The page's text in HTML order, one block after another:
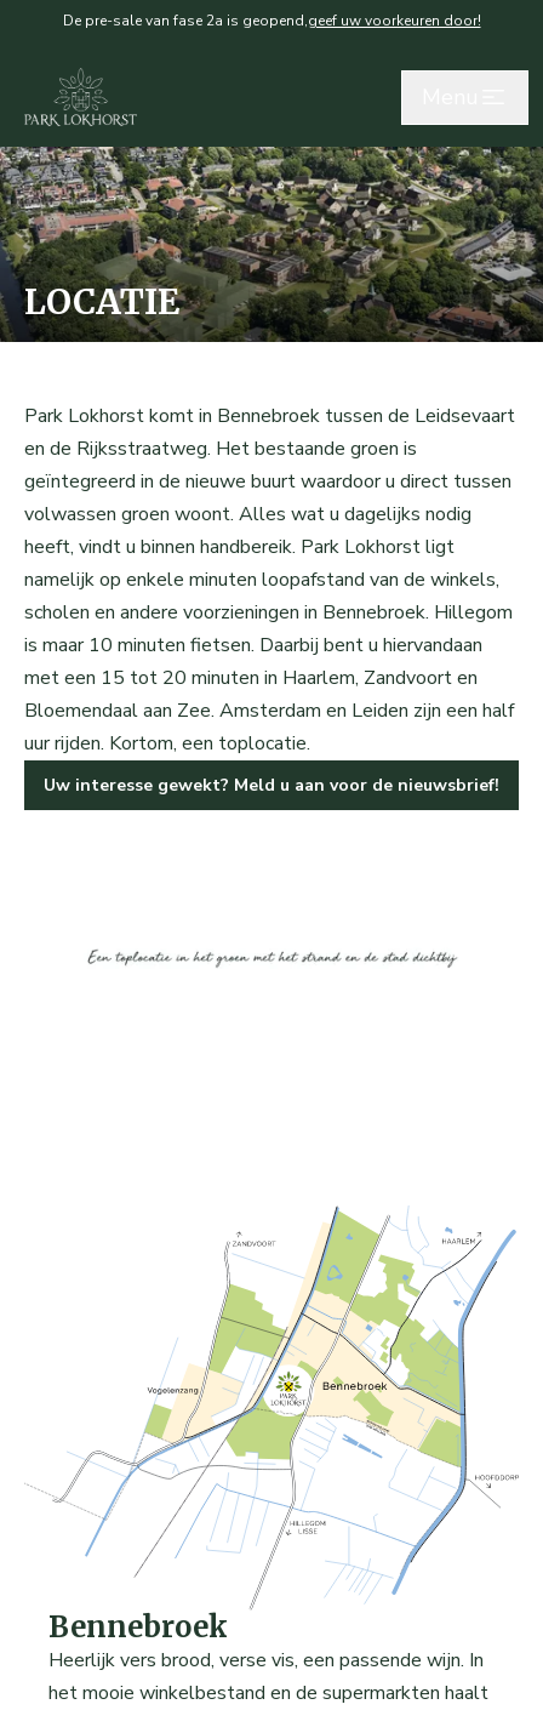
De pre-sale van fase 2a is geopend,geef uw voorkeuren door!
main
content
LOCATIE
Park Lokhorst komt in Bennebroek tussen de Leidsevaart
en de Rijksstraatweg. Het bestaande groen is
geïntegreerd in de nieuwe buurt waardoor u direct tussen
volwassen groen woont. Alles wat u dagelijks nodig
heeft, vindt u binnen handbereik. Park Lokhorst ligt
namelijk op enkele minuten loopafstand van de winkels,
scholen en andere voorzieningen in Bennebroek. Hillegom
is maar 10 minuten fietsen. Daarbij bent u hiervandaan
met een 15 tot 20 minuten in Haarlem, Zandvoort en
Bloemendaal aan Zee. Amsterdam en Leiden zijn een half
uur rijden. Kortom, een toplocatie.
Uw interesse gewekt? Meld u aan voor de nieuwsbrief!
Bennebroek
Heerlijk vers brood, verse vis, een passende wijn. In
het mooie winkelbestand en de supermarkten haalt